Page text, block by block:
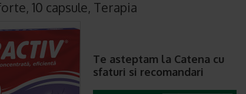
10 capsule, Terapia
Te asteptam la Catena cu
sfaturi si recomandari